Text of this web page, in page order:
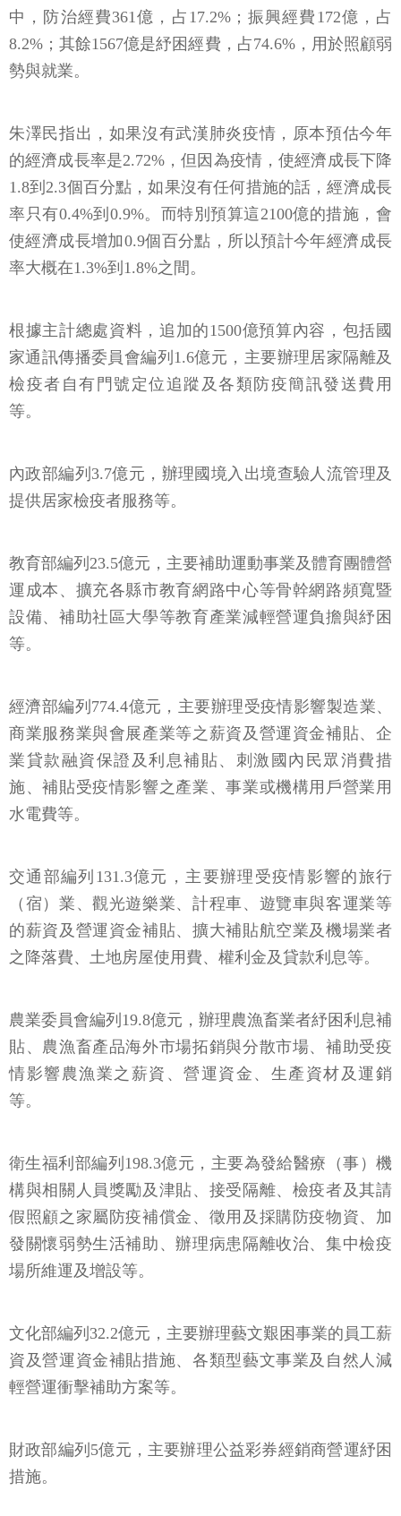
中，防治經費361億，占17.2%；振興經費172億，占
8.2%；其餘1567億是紓困經費，占74.6%，用於照顧弱
勢與就業。
朱澤民指出，如果沒有武漢肺炎疫情，原本預估今年
的經濟成長率是2.72%，但因為疫情，使經濟成長下降
1.8到2.3個百分點，如果沒有任何措施的話，經濟成長
率只有0.4%到0.9%。而特別預算這2100億的措施，會
使經濟成長增加0.9個百分點，所以預計今年經濟成長
率大概在1.3%到1.8%之間。
根據主計總處資料，追加的1500億預算內容，包括國
家通訊傳播委員會編列1.6億元，主要辦理居家隔離及
檢疫者自有門號定位追蹤及各類防疫簡訊發送費用
等。
內政部編列3.7億元，辦理國境入出境查驗人流管理及
提供居家檢疫者服務等。
教育部編列23.5億元，主要補助運動事業及體育團體營
運成本、擴充各縣市教育網路中心等骨幹網路頻寬暨
設備、補助社區大學等教育產業減輕營運負擔與紓困
等。
經濟部編列774.4億元，主要辦理受疫情影響製造業、
商業服務業與會展產業等之薪資及營運資金補貼、企
業貸款融資保證及利息補貼、刺激國內民眾消費措
施、補貼受疫情影響之產業、事業或機構用戶營業用
水電費等。
交通部編列131.3億元，主要辦理受疫情影響的旅行
（宿）業、觀光遊樂業、計程車、遊覽車與客運業等
的薪資及營運資金補貼、擴大補貼航空業及機場業者
之降落費、土地房屋使用費、權利金及貸款利息等。
農業委員會編列19.8億元，辦理農漁畜業者紓困利息補
貼、農漁畜產品海外市場拓銷與分散市場、補助受疫
情影響農漁業之薪資、營運資金、生產資材及運銷
等。
衛生福利部編列198.3億元，主要為發給醫療（事）機
構與相關人員獎勵及津貼、接受隔離、檢疫者及其請
假照顧之家屬防疫補償金、徵用及採購防疫物資、加
發關懷弱勢生活補助、辦理病患隔離收治、集中檢疫
場所維運及增設等。
文化部編列32.2億元，主要辦理藝文艱困事業的員工薪
資及營運資金補貼措施、各類型藝文事業及自然人減
輕營運衝擊補助方案等。
財政部編列5億元，主要辦理公益彩券經銷商營運紓困
措施。